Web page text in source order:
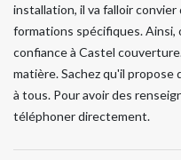
installation, il va falloir
formations spécifiques.
confiance à Castel
matière. Sachez qu'il
à tous. Pour avoir des
téléphoner directement.